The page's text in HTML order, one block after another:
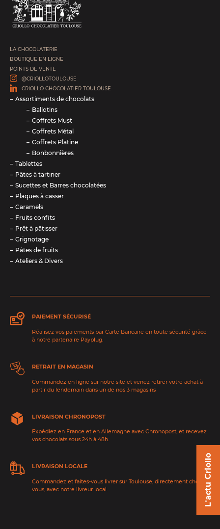
L'actu Criollo
LA CHOCOLATERIE
BOUTIQUE EN LIGNE
POINTS DE VENTE
@CRIOLLOTOULOUSE
CRIOLLO CHOCOLATIER TOULOUSE
Assortiments de chocolats
Ballotins
Coffrets Must
Coffrets Métal
Coffrets Platine
Bonbonnières
Tablettes
Pâtes à tartiner
Sucettes et Barres chocolatées
Plaques à casser
Caramels
Fruits confits
Prêt à pâtisser
Grignotage
Pâtes de fruits
Ateliers & Divers
PAIEMENT SÉCURISÉ
Réalisez vos paiements par Carte Bancaire en toute sécurité grâce
à notre partenaire Payplug.
RETRAIT EN MAGASIN
Commandez en ligne sur notre site et venez retirer votre achat à
partir du lendemain dans un de nos 3 magasins
LIVRAISON CHRONOPOST
Expédiez en France et en Allemagne avec Chronopost, et recevez
vos chocolats sous 24h à 48h.
LIVRAISON LOCALE
Commandez et faites-vous livrer sur Toulouse, directement chez
vous, avec notre livreur local.